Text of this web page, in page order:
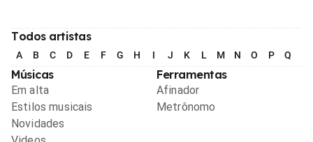
Todos artistas
A B C D E F G H I J K L M N O P Q
Músicas
Em alta
Estilos musicais
Novidades
Ferramentas
Afinador
Metrônomo